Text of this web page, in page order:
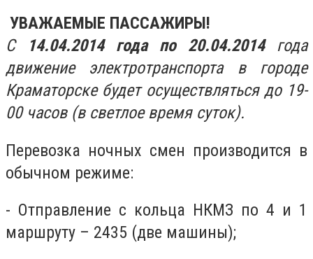
УВАЖАЕМЫЕ ПАССАЖИРЫ!
С
14.04.2014 года по 20.04.2014года
движение электротранспорта в городе
Краматорске будет осуществляться до 19-
00 часов (в светлое время суток).
Перевозка ночных смен производится в
обычном режиме:
- Отправление с кольца НКМЗ по 4 и 1
маршруту – 2435 (две машины);